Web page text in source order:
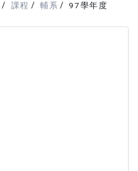
課程 輔系 97學年度